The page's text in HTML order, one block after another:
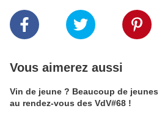
Vous aimerez aussi
Vin de jeune ? Beaucoup de jeunes
au rendez-vous des VdV#68 !